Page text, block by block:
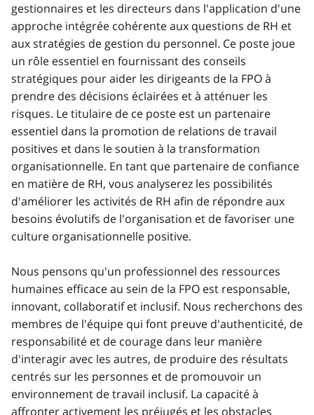
gestionnaires et les directeurs dans l'application d'une
approche intégrée cohérente aux questions de RH et
aux stratégies de gestion du personnel. Ce poste joue
un rôle essentiel en fournissant des conseils
stratégiques pour aider les dirigeants de la FPO à
prendre des décisions éclairées et à atténuer les
risques. Le titulaire de ce poste est un partenaire
essentiel dans la promotion de relations de travail
positives et dans le soutien à la transformation
organisationnelle. En tant que partenaire de confiance
en matière de RH, vous analyserez les possibilités
d'améliorer les activités de RH afin de répondre aux
besoins évolutifs de l'organisation et de favoriser une
culture organisationnelle positive.
Nous pensons qu'un professionnel des ressources
humaines efficace au sein de la FPO est responsable,
innovant, collaboratif et inclusif. Nous recherchons des
membres de l'équipe qui font preuve d'authenticité, de
responsabilité et de courage dans leur manière
d'interagir avec les autres, de produire des résultats
centrés sur les personnes et de promouvoir un
environnement de travail inclusif. La capacité à
affronter activement les préjugés et les obstacles